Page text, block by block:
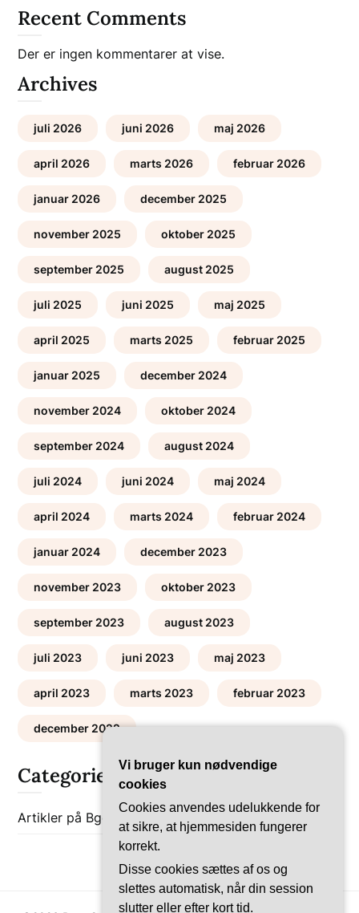
Recent Comments
Der er ingen kommentarer at vise.
Archives
juli 2026 juni 2026 maj 2026
april 2026 marts 2026 februar 2026
januar 2026 december 2025
november 2025 oktober 2025
september 2025 august 2025
juli 2025 juni 2025 maj 2025
april 2025 marts 2025 februar 2025
januar 2025 december 2024
november 2024 oktober 2024
september 2024 august 2024
juli 2024 juni 2024 maj 2024
april 2024 marts 2024 februar 2024
januar 2024 december 2023
november 2023 oktober 2023
september 2023 august 2023
juli 2023 juni 2023 maj 2023
april 2023 marts 2023 februar 2023
december 2022
Categories
Artikler på Bgob Bolig-Guides
Vi bruger kun nødvendige
cookies
Cookies anvendes udelukkende for
at sikre, at hjemmesiden fungerer
korrekt.
Disse cookies sættes af os og
slettes automatisk, når din session
slutter eller efter kort tid.